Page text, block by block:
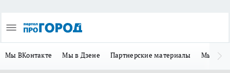
Мы ВКонтакте Мы в Дзене Партнерские материалы Мы в